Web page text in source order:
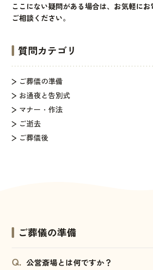
ここにない疑問がある場合は、お気軽に
ご相談ください。
質問カテゴリ
ご葬儀の準備
お通夜と告別式
マナー・作法
ご逝去
ご葬儀後
ご葬儀の準備
公営斎場とは何ですか？